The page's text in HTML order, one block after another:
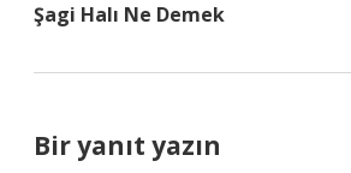
Şagi Halı Ne Demek
Bir yanıt yazın